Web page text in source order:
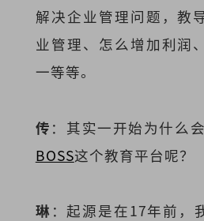
解决企业管理问题，教
业管理、怎么增加利润
一等等。
传 ：其实一开始为什么
BOSS这个教育平台呢？
琳 ：起源是在17年前，